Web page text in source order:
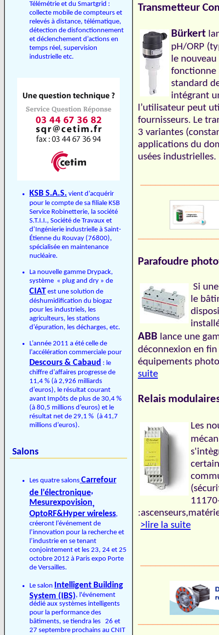
Télémétrie et du Smartgrid :
collecte mobile de compteurs et
relevés à distance, télématique,
détection de disfonctionnement
et déclenchement d’actions en
temps réel, supervision
industrielle etc.
KSB S.A.S. vient d’acquérir
pour le compte de sa filiale KSB
Service Robinetterie, la société
S.T.I.I., Société de Travaux et
d’Ingénierie industrielle à Saint-
Étienne du Rouvay (76800),
spécialisée en maintenance
nucléaire.
La nouvelle gamme Drypack,
système « plug and dry » de
CIAT est une solution de
déshumidification du biogaz
pour les industriels, les
agriculteurs, les stations
d’épuration, les décharges, etc.
L’année 2011 a été celle de
l’accélération commerciale pour
Descours & Cabaud : le
chiffre d’affaires progresse de
11,4 % (à 2,926 milliards
d’euros), le résultat courant
avant Impôts de plus de 30,4 %
(à 80,5 millions d’euros) et le
résultat net de 29,1 % (à 41,7
millions d’euros).
Salons
Les quatre salons Carrefour
de l’électronique,
Mesurexpovision,
OptoRF&Hyper wireless,
créeront l’événement de
l’innovation pour la recherche et
l’industrie en se tenant
conjointement et les 23, 24 et 25
octobre 2012 à Paris expo Porte
de Versailles.
Le salon Intelligent Building
System (IBS), l'événement
dédié aux systèmes intelligents
pour la performance des
bâtiments, se tiendra les 26 et
27 septembre prochains au CNIT
Transmetteur
Bürkert
pH/ORP
le
fonctionne
standard
intégrant
l’utilisateur peut
fournisseurs. Le
3 variantes
applications du
usées
Parafoudre
Si
le
ABB lance une
déconnexion en
équipements
suite
Relais
Les
>lire la suite